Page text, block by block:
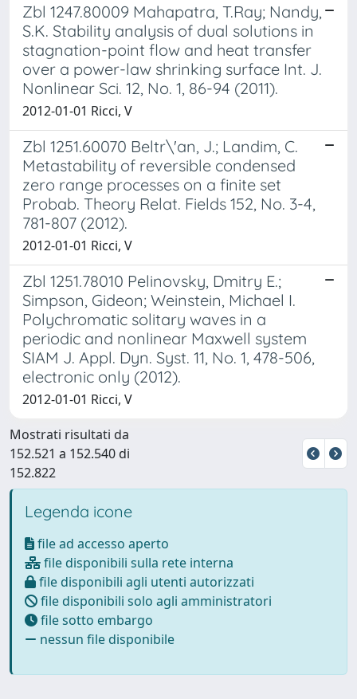
Zbl 1247.80009 Mahapatra, T.Ray; Nandy,
S.K. Stability analysis of dual solutions in
stagnation-point flow and heat transfer
over a power-law shrinking surface Int. J.
Nonlinear Sci. 12, No. 1, 86-94 (2011).
2012-01-01 Ricci, V
Zbl 1251.60070 Beltr\'an, J.; Landim, C.
Metastability of reversible condensed
zero range processes on a finite set
Probab. Theory Relat. Fields 152, No. 3-4,
781-807 (2012).
2012-01-01 Ricci, V
Zbl 1251.78010 Pelinovsky, Dmitry E.;
Simpson, Gideon; Weinstein, Michael I.
Polychromatic solitary waves in a
periodic and nonlinear Maxwell system
SIAM J. Appl. Dyn. Syst. 11, No. 1, 478-506,
electronic only (2012).
2012-01-01 Ricci, V
Mostrati risultati da
152.521 a 152.540 di
152.822
Legenda icone
file ad accesso aperto
file disponibili sulla rete interna
file disponibili agli utenti autorizzati
file disponibili solo agli amministratori
file sotto embargo
nessun file disponibile